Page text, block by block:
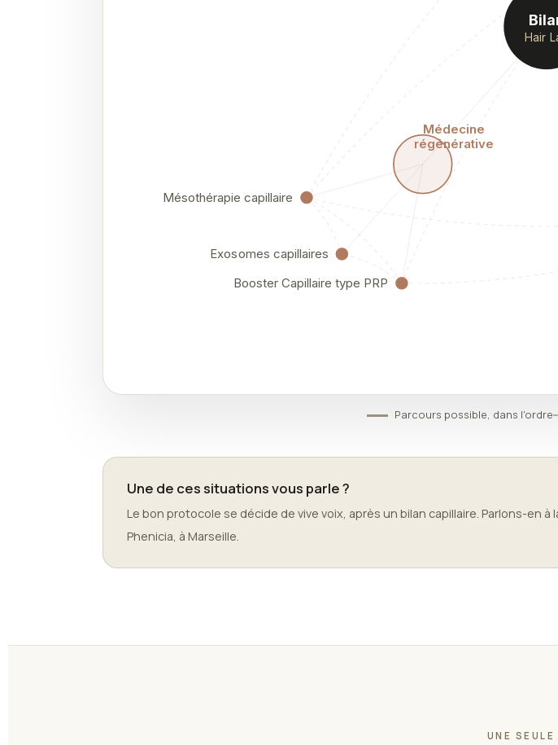
Médecine
régénérative
Booster Capillaire type PRP
Exosomes capillaires
Mésothérapie capillaire
Hair
Parcours possible, dans l'ordre
Une de ces situations vous parle ?
Le bon protocole se décide de vive voix, après un bilan capillaire. Parlons-en à
Phenicia, à Marseille.
UNE SEULE